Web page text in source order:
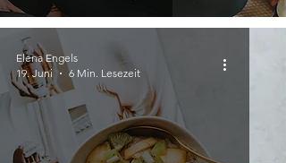
Elena Engels
19. Juni
6 Min. Lesezeit